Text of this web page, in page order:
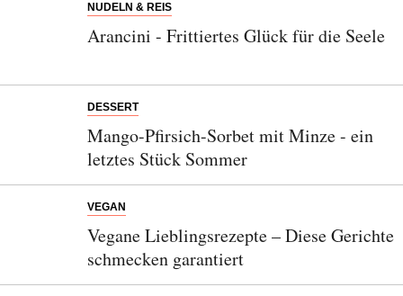
NUDELN & REIS
Arancini - Frittiertes Glück für die Seele
DESSERT
Mango-Pfirsich-Sorbet mit Minze - ein
letztes Stück Sommer
VEGAN
Vegane Lieblingsrezepte – Diese Gerichte
schmecken garantiert